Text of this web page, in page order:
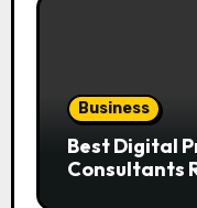
Business
Best Digital
Consultants